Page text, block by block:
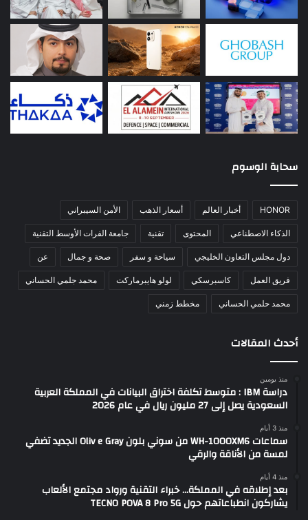
سحابة الوسوم
HONOR أخبار العالم أسعار الذهب الأمن السيبراني
الذكاء الاصطناعي المحتوى تقنية جامعة الفرات الأوسط التقنية
دول مجلس التعاون الخليجي سياحة و سفر صحة و جمال عن
فريق العمل كاسبرسكي لولو هايبرماركت محمد جلمي الحساني
محمد حلمي الحساني مخطط زمني
أحدث المقالات
منذ يومين
دراسة IBM : متوسط تكلفة اختراق البيانات في المملكة العربية
السعودية يصل إلى 27 مليون ريال في عام 2026
منذ 3 أيام
سماعات WH-1000XM6 من سوني بلون Oliv e Gray الجديد تضفي
لمسة من الأناقة والرقي
منذ 4 أيام
بعد إطلاقه في المملكة… خبراء التقنية ورواد مجتمع الألعاب
يشاركون انطباعاتهم حول TECNO POVA 8 Pro 5G